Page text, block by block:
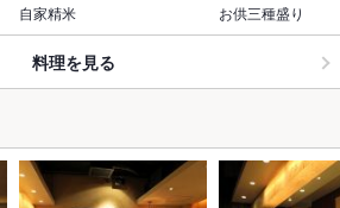
自家精米 お供三種盛り
料理を見る